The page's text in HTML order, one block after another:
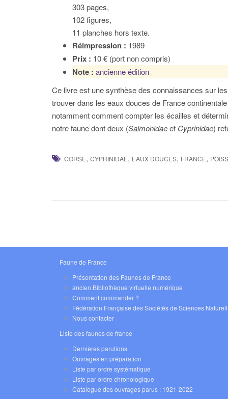
303 pages,
102 figures,
11 planches hors texte.
Réimpression : 1989
Prix : 10 € (port non compris)
Note : ancienne édition
Ce livre est une synthèse des connaissances sur
trouver dans les eaux douces de France
notamment comment compter les écailles et
notre faune dont deux (Salmonidaeet Cyprinidae)
CORSE, CYPRINIDAE, EAUX DOUCES, FRANCE,
Faune de France
Présentation des Faunes de France
ancien Bibliothèque virtuelle numérique
Comment commander ?
Fédération Française des Sociétés de Sciences
Nous contacter
Liste des faunes de france
Dernières parutions
Ouvrages en préparation
Liste par ordre systématique
Liste par ordre chronologique
Catalogue des ouvrages parus : 1921-2022